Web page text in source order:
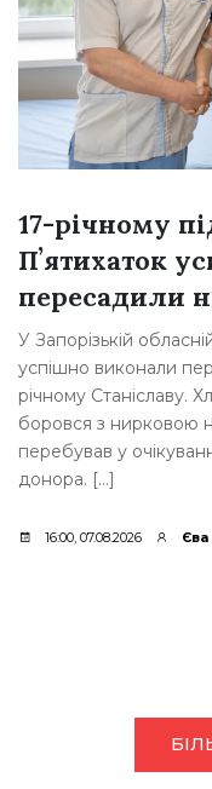
17-річному
Пʼятихаток
пересадили
У Запорізькій обласній
успішно виконали
річному Станіславу.
боровся з нирковою
перебував у
донора. […]
16:00, 07.08.2026